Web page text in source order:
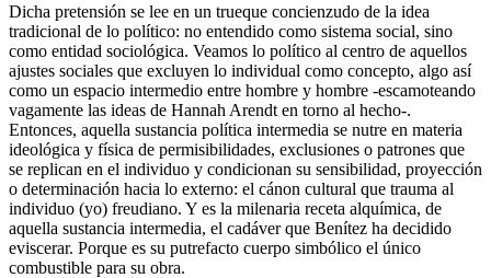
Dicha pretensión se lee en un trueque concienzudo de la idea
tradicional de lo político: no entendido como sistema social, sino
como entidad sociológica. Veamos lo político al centro de aquellos
ajustes sociales que excluyen lo individual como concepto, algo así
como un espacio intermedio entre hombre y hombre -escamoteando
vagamente las ideas de Hannah Arendt en torno al hecho-.
Entonces, aquella sustancia política intermedia se nutre en materia
ideológica y física de permisibilidades, exclusiones o patrones que
se replican en el individuo y condicionan su sensibilidad, proyección
o determinación hacia lo externo: el cánon cultural que trauma al
individuo (yo) freudiano. Y es la milenaria receta alquímica, de
aquella sustancia intermedia, el cadáver que Benítez ha decidido
eviscerar. Porque es su putrefacto cuerpo simbólico el único
combustible para su obra.